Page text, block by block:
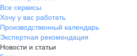
Все сервисы
Хочу у вас работать
Производственный календарь
Экспертная рекомендация
Новости и статьи